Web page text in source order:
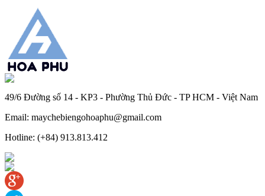
49/6 Đường số 14 - KP3 - Phường Thủ Đức - TP HCM - Việt Nam
Email: maychebiengohoaphu@gmail.com
Hotline: (+84) 913.813.412